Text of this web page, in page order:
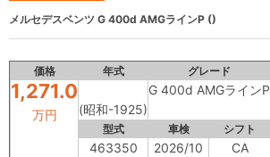
メルセデスベンツ G 400d AMGラインP ()
価格 年式 グレード
1,271.0
万円 (昭和-1925)
G 400d AMGラインP
型式 車検 シフト
463350 2026/10 CA